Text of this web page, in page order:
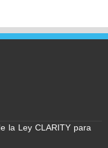
la Ley CLARITY para